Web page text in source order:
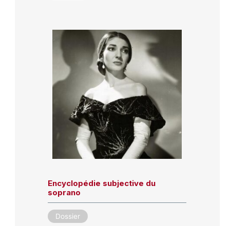
Encyclopédie subjective du
soprano
Dossier